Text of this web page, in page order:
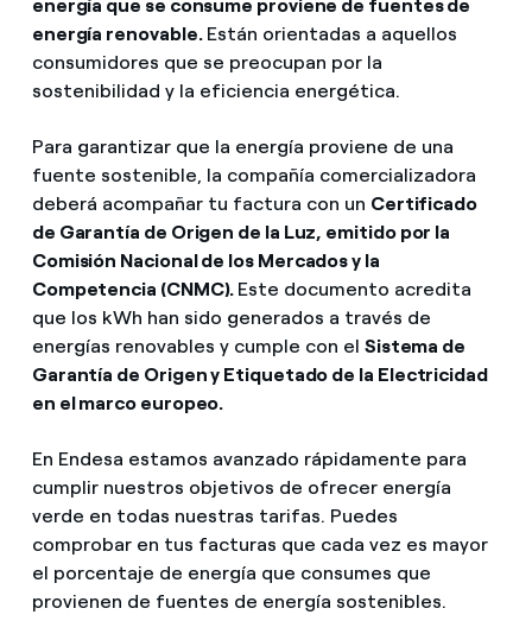
energía que se consume proviene de fuentes de
energía renovable.Están orientadas a aquellos
consumidores que se preocupan por la
sostenibilidad y la eficiencia energética.
Para garantizar que la energía proviene de una
fuente sostenible, la compañía comercializadora
deberá acompañar tu factura con un Certificado
de Garantía de Origen de la Luz, emitido por la
Comisión Nacional de los Mercados y la
Competencia (CNMC). Este documento acredita
que los kWh han sido generados a través de
energías renovables y cumple con el Sistema de
Garantía de Origen y Etiquetado de la Electricidad
en el marco europeo.
En Endesa estamos avanzado rápidamente para
cumplir nuestros objetivos de ofrecer energía
verde en todas nuestras tarifas. Puedes
comprobar en tus facturas que cada vez es mayor
el porcentaje de energía que consumes que
provienen de fuentes de energía sostenibles.